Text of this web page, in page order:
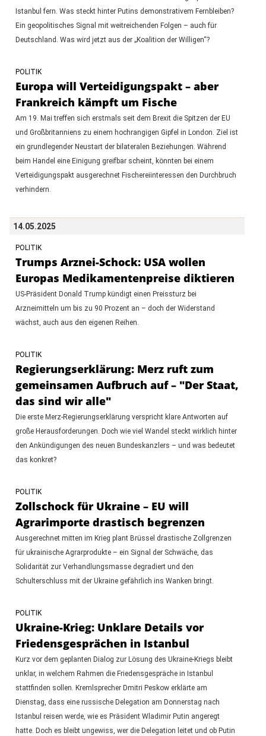
Istanbul fern. Was steckt hinter Putins demonstrativem Fernbleiben?
Ein geopolitisches Signal mit weitreichenden Folgen – auch für
Deutschland. Was wird jetzt aus der „Koalition der Willigen“?
POLITIK
Europa will Verteidigungspakt – aber
Frankreich kämpft um Fische
Am 19. Mai treffen sich erstmals seit dem Brexit die Spitzen der EU
und Großbritanniens zu einem hochrangigen Gipfel in London. Ziel ist
ein grundlegender Neustart der bilateralen Beziehungen. Während
beim Handel eine Einigung greifbar scheint, könnten bei einem
Verteidigungspakt ausgerechnet Fischereiinteressen den Durchbruch
verhindern.
14.05.2025
POLITIK
Trumps Arznei-Schock: USA wollen
Europas Medikamentenpreise diktieren
US-Präsident Donald Trump kündigt einen Preissturz bei
Arzneimitteln um bis zu 90 Prozent an – doch der Widerstand
wächst, auch aus den eigenen Reihen.
POLITIK
Regierungserklärung: Merz ruft zum
gemeinsamen Aufbruch auf – "Der Staat,
das sind wir alle"
Die erste Merz-Regierungserklärung verspricht klare Antworten auf
große Herausforderungen. Doch wie viel Wandel steckt wirklich hinter
den Ankündigungen des neuen Bundeskanzlers – und was bedeutet
das konkret?
POLITIK
Zollschock für Ukraine – EU will
Agrarimporte drastisch begrenzen
Ausgerechnet mitten im Krieg plant Brüssel drastische Zollgrenzen
für ukrainische Agrarprodukte – ein Signal der Schwäche, das
Solidarität zur Verhandlungsmasse degradiert und den
Schulterschluss mit der Ukraine gefährlich ins Wanken bringt.
POLITIK
Ukraine-Krieg: Unklare Details vor
Friedensgesprächen in Istanbul
Kurz vor dem geplanten Dialog zur Lösung des Ukraine-Kriegs bleibt
unklar, in welchem Rahmen die Friedensgespräche in Istanbul
stattfinden sollen. Kremlsprecher Dmitri Peskow erklärte am
Dienstag, dass eine russische Delegation am Donnerstag nach
Istanbul reisen werde, wie es Präsident Wladimir Putin angeregt
hatte. Doch es bleibt ungewiss, wer die Delegation leitet und ob Putin